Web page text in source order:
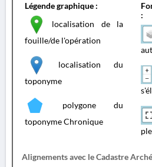
Légende graphique :
localisation de la
fouille/de l'opération
localisation du
toponyme
polygone du
toponyme Chronique
:
Alignements avec le Cadastre